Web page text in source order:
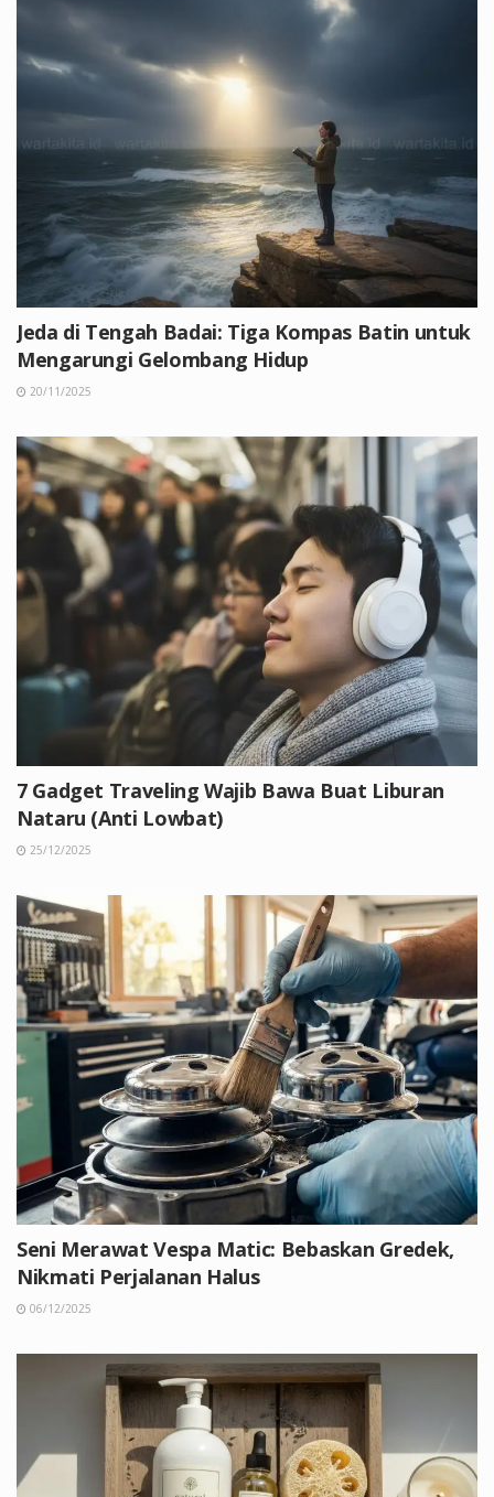
Jeda di Tengah Badai: Tiga Kompas Batin untuk
Mengarungi Gelombang Hidup
20/11/2025
7 Gadget Traveling Wajib Bawa Buat Liburan
Nataru (Anti Lowbat)
25/12/2025
Seni Merawat Vespa Matic: Bebaskan Gredek,
Nikmati Perjalanan Halus
06/12/2025